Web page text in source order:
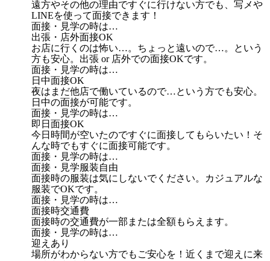
遠方やその他の理由ですぐに行けない方でも、写メや
LINEを使って面接できます！
面接・見学の時は…
出張・店外面接OK
お店に行くのは怖い…。ちょっと遠いので…。という
方も安心。出張 or 店外での面接OKです。
面接・見学の時は…
日中面接OK
夜はまだ他店で働いているので…という方でも安心。
日中の面接が可能です。
面接・見学の時は…
即日面接OK
今日時間が空いたのですぐに面接してもらいたい！そ
んな時でもすぐに面接可能です。
面接・見学の時は…
面接・見学服装自由
面接時の服装は気にしないでください。カジュアルな
服装でOKです。
面接・見学の時は…
面接時交通費
面接時の交通費が一部または全額もらえます。
面接・見学の時は…
迎えあり
場所がわからない方でもご安心を！近くまで迎えに来